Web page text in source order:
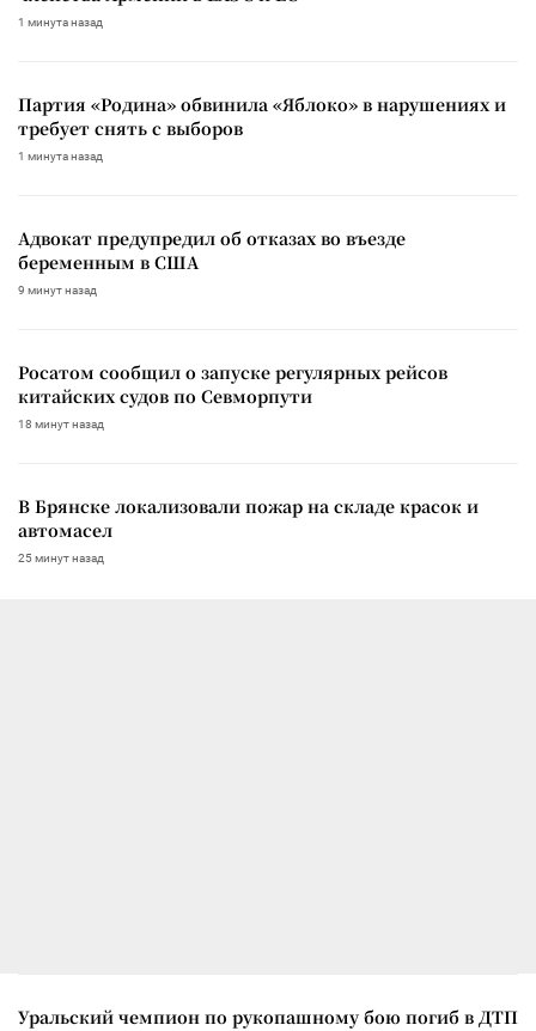
1 минута назад
Партия «Родина» обвинила «Яблоко» в нарушениях и
требует снять с выборов
1 минута назад
Адвокат предупредил об отказах во въезде
беременным в США
9 минут назад
Росатом сообщил о запуске регулярных рейсов
китайских судов по Севморпути
18 минут назад
В Брянске локализовали пожар на складе красок и
автомасел
25 минут назад
Уральский чемпион по рукопашному бою погиб в ДТП